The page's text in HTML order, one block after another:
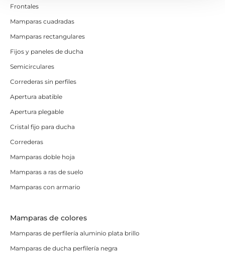
Frontales
Mamparas cuadradas
Mamparas rectangulares
Fijos y paneles de ducha
Semicirculares
Correderas sin perfiles
Apertura abatible
Apertura plegable
Cristal fijo para ducha
Correderas
Mamparas doble hoja
Mamparas a ras de suelo
Mamparas con armario
Mamparas de colores
Mamparas de perfilería aluminio plata brillo
Mamparas de ducha perfilería negra